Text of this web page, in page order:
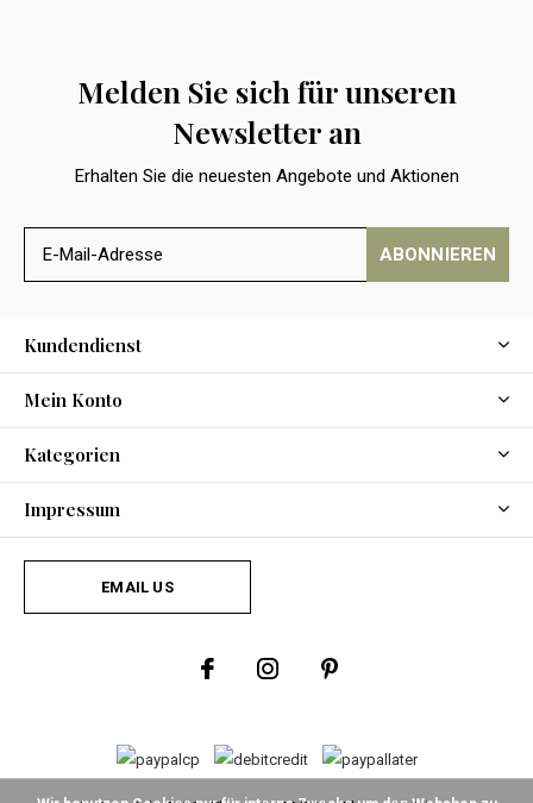
Melden Sie sich für unseren
Newsletter an
Erhalten Sie die neuesten Angebote und Aktionen
ABONNIEREN
Kundendienst
Mein Konto
Kategorien
Impressum
EMAIL US